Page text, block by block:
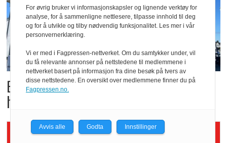
Butikktesten: Slitent, men
hyggelig
Siste artikler - KBS
For øvrig bruker vi informasjonskapsler og lignende verktøy for
analyse, for å sammenligne nettlesere, tilpasse innhold til deg
og for å utvikle og tilby nødvendig funksjonalitet. Les mer i vår
personvernerklæring.
Vi er med i Fagpressen-nettverket. Om du samtykker under, vil
du få relevante annonser på nettstedene til medlemmene i
nettverket basert på informasjon fra dine besøk på tvers av
disse nettstedene. En oversikt over medlemmene finner du på
Fagpressen.no.
Avvis alle Godta Innstillinger